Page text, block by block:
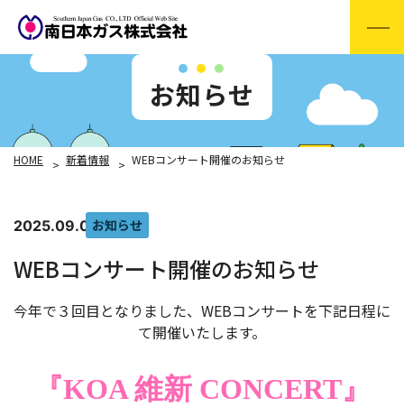
お知らせ
HOME 新着情報 WEBコンサート開催のお知らせ
2025.09.01お知らせ
WEBコンサート開催のお知らせ
今年で３回目となりました、WEBコンサートを下記日程に
て開催いたします。
『KOA 維新 CONCERT』